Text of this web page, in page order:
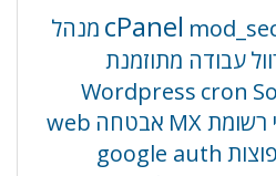
cPanel מנהל
עבודה מתוזמנת
Wordpress cron
רשומת MX אבטחה web
google auth